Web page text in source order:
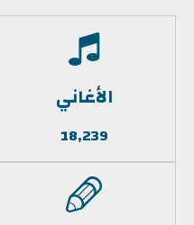
الأغاني
18,239